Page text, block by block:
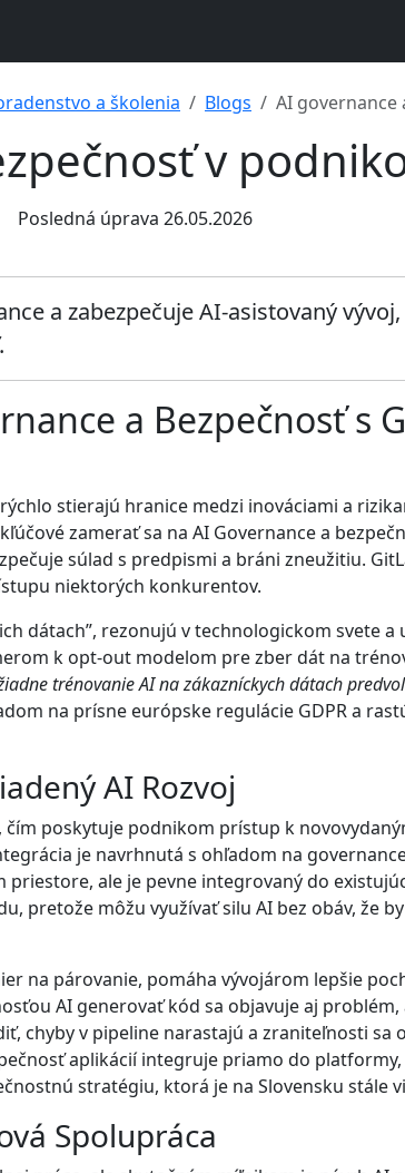
a školenia Blogs AI governance
v
Posledná úprava 26.05.2026
a zabezpečuje AI-asistovaný
a Bezpečnosť s
stierajú hranice medzi inováciami a
zamerať sa na AI Governance a
súlad s predpismi a bráni zneužitiu.
niektorých konkurentov.
dátach”, rezonujú v technologickom svete
k opt-out modelom pre zber dát na
trénovanie AI na zákazníckych dátach
na prísne európske regulácie GDPR a
AI Rozvoj
poskytuje podnikom prístup k
je navrhnutá s ohľadom na
priestore, ale je pevne integrovaný do
pretože môžu využívať silu AI bez obáv, že
na párovanie, pomáha vývojárom lepšie
AI generovať kód sa objavuje aj
chyby v pipeline narastajú a zraniteľnosti
aplikácií integruje priamo do
stratégiu, ktorá je na Slovensku stále
Spolupráca